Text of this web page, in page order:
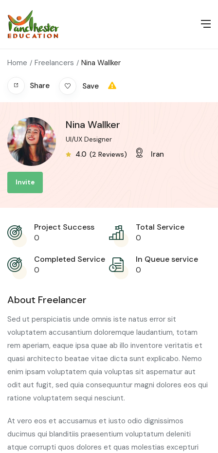
Home Freelancers Nina Wallker
Share Save
Nina Wallker
UI/UX Designer
4.0 (2 Reviews) Iran
Invite
Project Success
0
Total Service
0
Completed Service
0
In Queue service
0
About Freelancer
Sed ut perspiciatis unde omnis iste natus error sit
voluptatem accusantium doloremque laudantium, totam
rem aperiam, eaque ipsa quae ab illo inventore veritatis et
quasi architecto beatae vitae dicta sunt explicabo. Nemo
enim ipsam voluptatem quia voluptas sit aspernatur aut
odit aut fugit, sed quia consequuntur magni dolores eos qui
ratione voluptatem sequi nesciunt.
At vero eos et accusamus et iusto odio dignissimos
ducimus qui blanditiis praesentium voluptatum deleniti
atque corrupti quos dolores et quas molestias excepturi